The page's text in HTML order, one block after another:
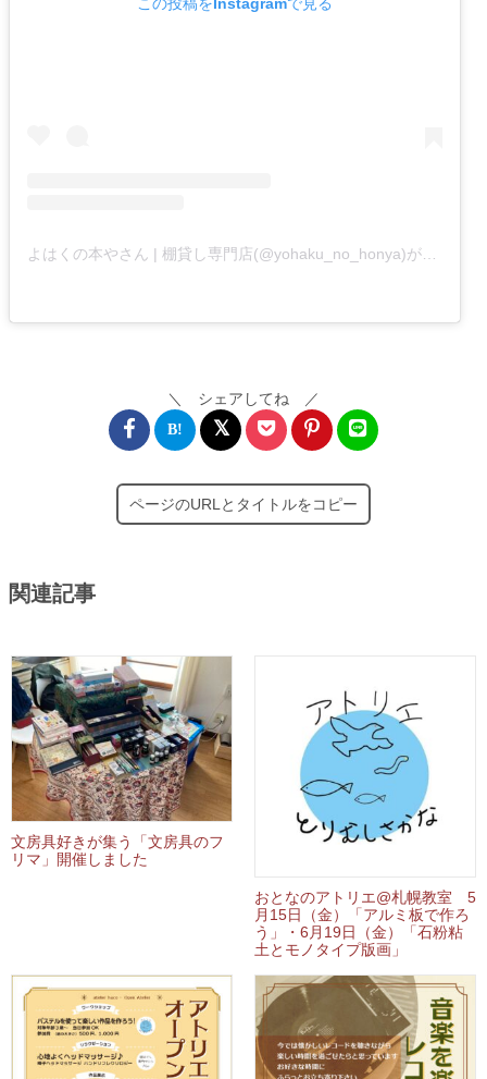
この投稿をInstagramで見る
よはくの本やさん | 棚貸し専門店(@yohaku_no_honya)がシェアした投稿
＼ シェアしてね ／
ページのURLとタイトルをコピー
関連記事
文房具好きが集う「文房具のフ
リマ」開催しました
おとなのアトリエ@札幌教室 5
月15日（金）「アルミ板で作ろ
う」・6月19日（金）「石粉粘
土とモノタイプ版画」